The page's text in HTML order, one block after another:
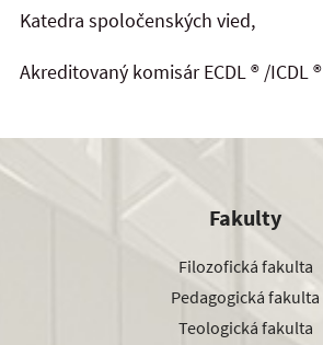
Katedra spoločenských vied,
Akreditovaný komisár ECDL ® /ICDL ®
Fakulty
Filozofická fakulta
Pedagogická fakulta
Teologická fakulta